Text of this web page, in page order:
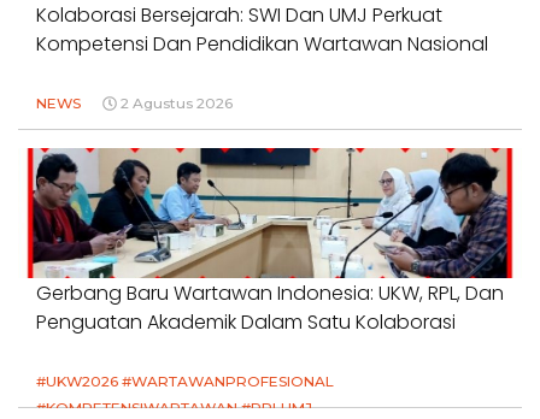
Kolaborasi Bersejarah: SWI Dan UMJ Perkuat
Kompetensi Dan Pendidikan Wartawan Nasional
NEWS 2 Agustus 2026
Gerbang Baru Wartawan Indonesia: UKW, RPL, Dan
Penguatan Akademik Dalam Satu Kolaborasi
#UKW2026 #WARTAWANPROFESIONAL
#KOMPETENSIWARTAWAN #RPLUMJ